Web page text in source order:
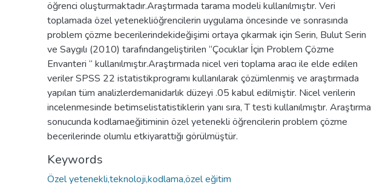
öğrenci oluşturmaktadır.Araştırmada tarama modeli kullanılmıştır. Veri
toplamada özel yetenekliöğrencilerin uygulama öncesinde ve sonrasında
problem çözme becerilerindekideğişimi ortaya çıkarmak için Serin, Bulut Serin
ve Saygılı (2010) tarafındangeliştirilen “Çocuklar İçin Problem Çözme
Envanteri “ kullanılmıştır.Araştırmada nicel veri toplama aracı ile elde edilen
veriler SPSS 22 istatistikprogramı kullanılarak çözümlenmiş ve araştırmada
yapılan tüm analizlerdemanidarlık düzeyi .05 kabul edilmiştir. Nicel verilerin
incelenmesinde betimselistatistiklerin yanı sıra, T testi kullanılmıştır. Araştırma
sonucunda kodlamaeğitiminin özel yetenekli öğrencilerin problem çözme
becerilerinde olumlu etkiyarattığı görülmüştür.
Keywords
Özel yetenekli,teknoloji,kodlama,özel eğitim